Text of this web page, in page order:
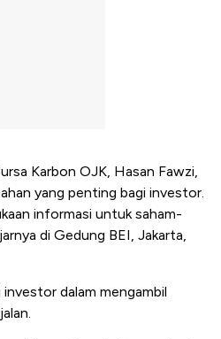
Karbon OJK, Hasan Fawzi,
yang penting bagi investor.
informasi untuk saham-
di Gedung BEI, Jakarta,
dalam mengambil